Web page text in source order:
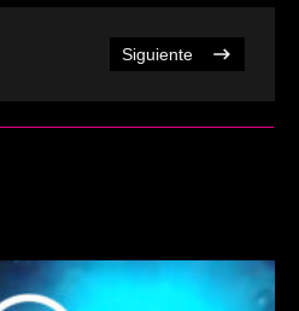
Siguiente